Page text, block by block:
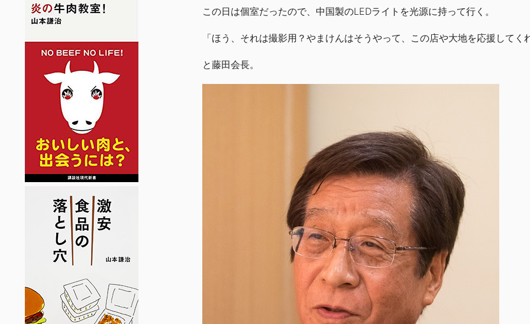
この日は個室だったので、中国製のLEDライトを光源に持って行く。
「ほう、それは撮影用？やまけんはそうやって、この店や大地を応援してく
と藤田会長。